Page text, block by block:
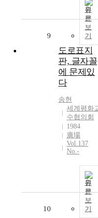
원
문
보
기
9
도로표지
판, 글자꼴
에 문제있
다
송현
세계평화
수협의회
1984
廣場
Vol.137
No.-
원
문
보
기
10